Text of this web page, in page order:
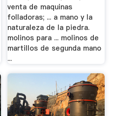
venta de maquinas
folladoras; ... a mano y la
naturaleza de la piedra.
molinos para ... molinos de
martillos de segunda mano
...